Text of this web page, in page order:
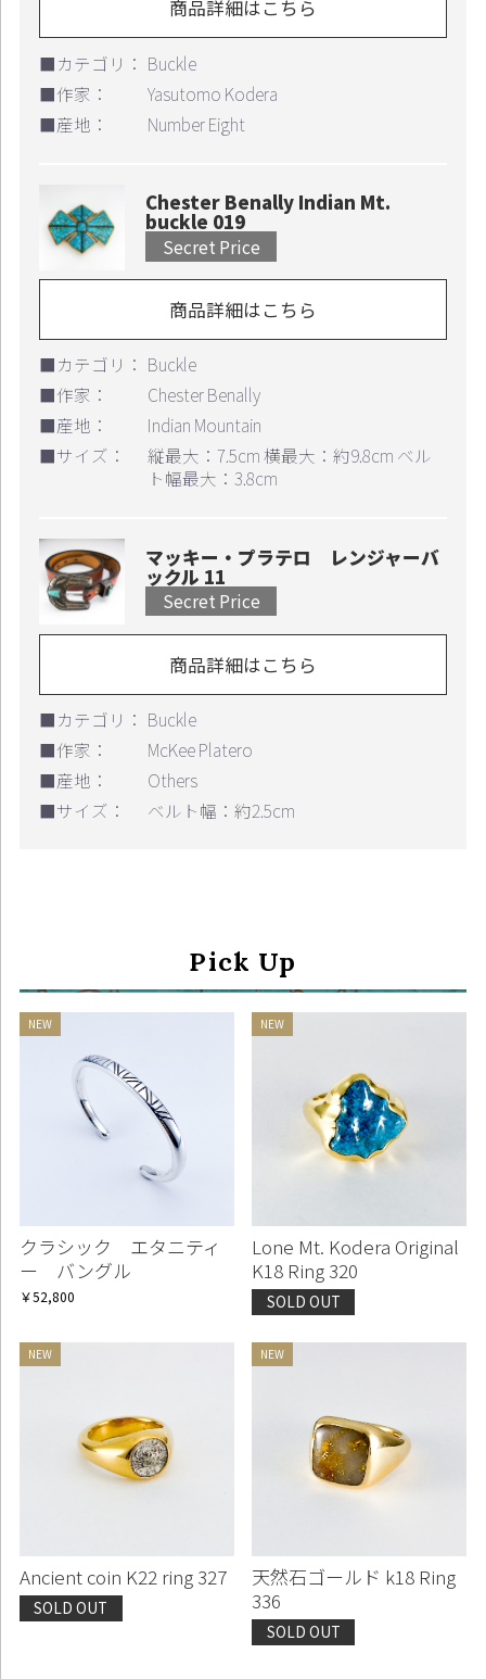
商品詳細はこちら
■カテゴリ： Buckle
■作家：
Yasutomo Kodera
■産地：
Number Eight
Chester Benally Indian Mt.
buckle 019
Secret Price
商品詳細はこちら
■カテゴリ： Buckle
■作家：
Chester Benally
■産地：
Indian Mountain
■サイズ：
縦最大：7.5cm 横最大：約9.8cm ベル
ト幅最大：3.8cm
マッキー・プラテロ レンジャーバ
ックル 11
Secret Price
商品詳細はこちら
■カテゴリ： Buckle
■作家：
McKee Platero
■産地：
Others
■サイズ：
ベルト幅：約2.5cm
Pick Up
クラシック エタニティ
ー バングル
￥52,800
Lone Mt. Kodera Original
K18 Ring 320
SOLD OUT
Ancient coin K22 ring 327
SOLD OUT
天然石ゴールド k18 Ring
336
SOLD OUT